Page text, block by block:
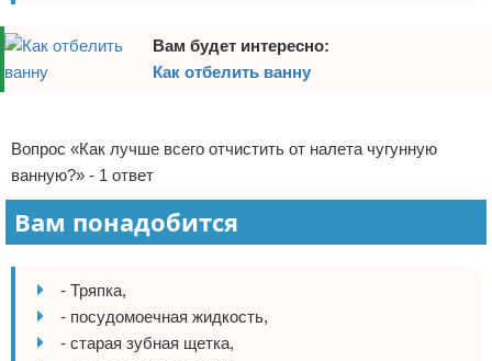
СтройматериалыВам будет интересно:
Как отбелить ванну
Вопрос «Как лучше всего отчистить от налета чугунную
ванную?» - 1 ответ
Вам понадобится
- Тряпка,
- посудомоечная жидкость,
- старая зубная щетка,